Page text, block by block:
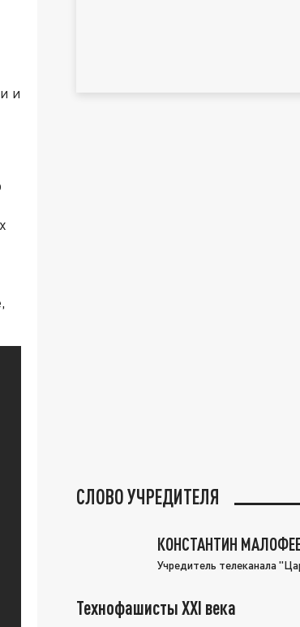
и
СЛОВО УЧРЕДИТЕЛЯ
КОНСТАНТИН
Учредитель телеканала
Технофашисты XXI века